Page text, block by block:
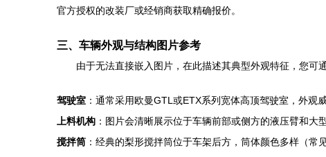
官方授权的改装厂或经销商获取精确报价。
三、车辆外观与结构图片参考
由于无法直接嵌入图片，在此描述其典型外观特征，您可
驾驶室 ：通常采用欧曼GTL或ETX系列宽体高顶驾驶室，外观
上料机构 ：图片会清晰展示位于车辆前部或侧方的液压臂和大
搅拌筒 ：经典的梨形搅拌筒位于车架后方，筒体颜色多样（常